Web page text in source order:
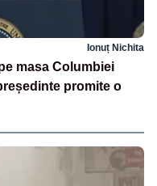
Ionuț Nichita
masa Columbiei
promite o